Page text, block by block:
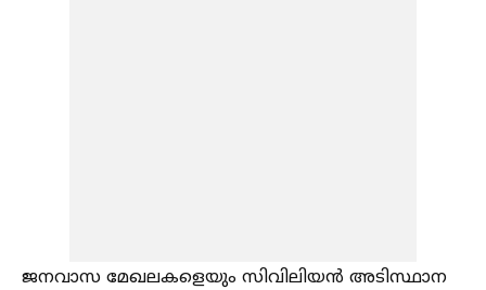
ജനവാസ മേഖലകളെയും സിവിലിയൻ അടിസ്ഥാന